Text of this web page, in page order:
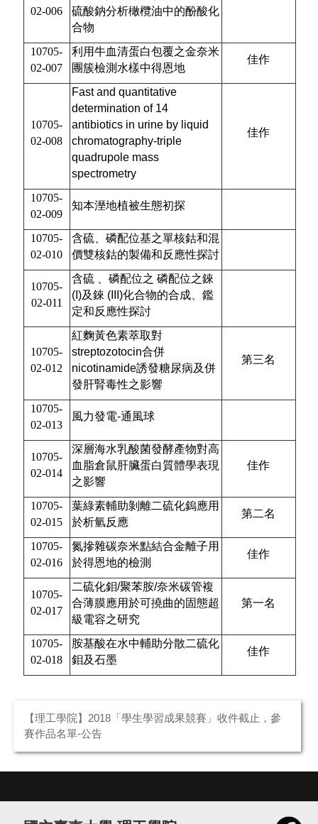
02-006
硫酸鈉分析橄欖油中的酚酸化
合物
10705-
02-007
利用牛血清蛋白包覆之金奈米
團簇檢測水樣中得恩地
佳作
10705-
02-008
Fast and quantitative
determination of 14
antibiotics in urine by liquid
chromatography-triple
quadrupole mass
spectrometry
佳作
10705-
02-009
知本溼地植被生態初探
10705-
02-010
含硫、磷配位基之單核鈷和混
價雙核鈷的製備和反應性探討
10705-
02-011
含硫 、磷配位之 磷配位之錸
(I)及錸 (III)化合物的合成、鑑
定和反應性探討
10705-
02-012
紅麴黃色素萃取對
streptozotocin合併
nicotinamide誘發糖尿病及併
發肝腎毒性之影響
第三名
10705-
02-013
風力發電-通風球
10705-
02-014
深層海水乳酸菌發酵產物對高
血脂倉鼠肝臟蛋白質體學表現
之影響
佳作
10705-
02-015
葉綠素輔助剝離二硫化鎢應用
於析氫反應
第二名
10705-
02-016
氮摻雜碳奈米點結合金離子用
於得恩地的檢測
佳作
10705-
02-017
二硫化鉬/聚苯胺/奈米碳管複
合薄膜應用於可撓曲的固態超
級電容之研究
第一名
10705-
02-018
胺基酸在水中輔助分散二硫化
鉬及石墨
佳作
【理工學院】2018「學生學習成果競賽」收件截止，參
賽作品名單-公告